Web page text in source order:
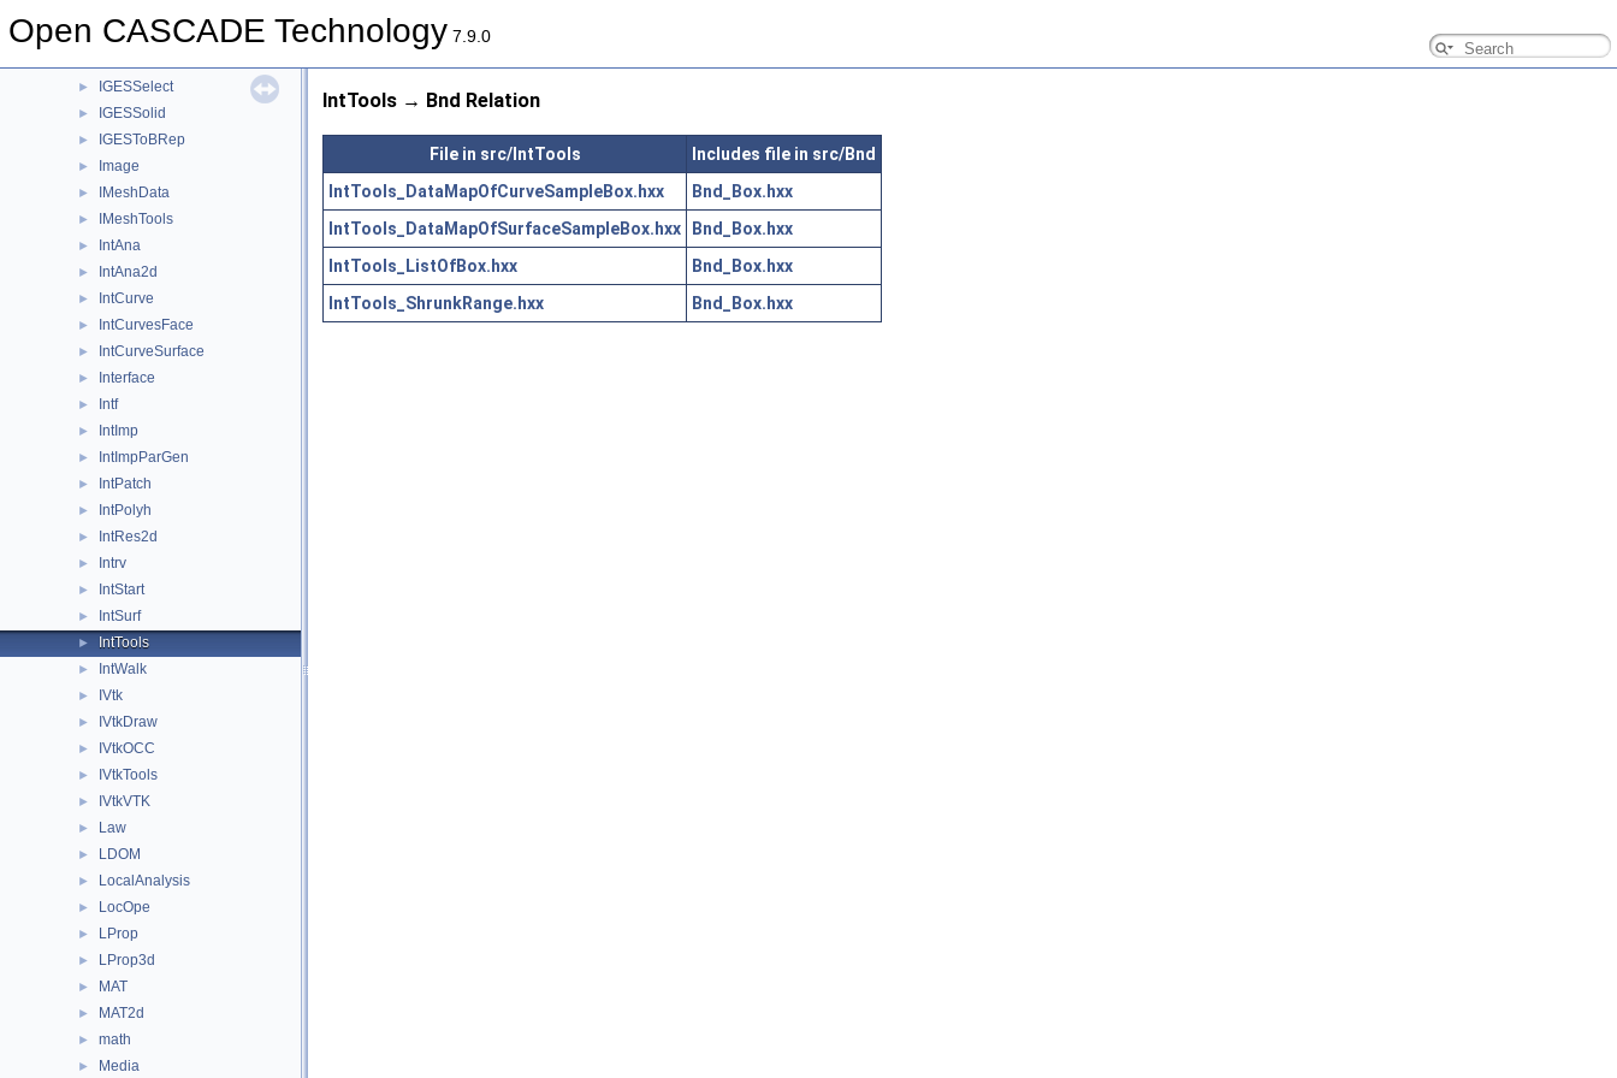
Open CASCADE Technology 7.9.0
► IGESGeom
► IGESSelect
► IGESSolid
► IGESToBRep
► Image
► IMeshData
► IMeshTools
► IntAna
► IntAna2d
► IntCurve
► IntCurvesFace
► IntCurveSurface
► Interface
► Intf
► IntImp
► IntImpParGen
► IntPatch
► IntPolyh
► IntRes2d
► Intrv
► IntStart
► IntSurf
► IntTools
► IntWalk
► IVtk
► IVtkDraw
► IVtkOCC
► IVtkTools
► IVtkVTK
► Law
► LDOM
► LocalAnalysis
► LocOpe
► LProp
► LProp3d
► MAT
► MAT2d
► math
► Media
IntTools → Bnd Relation
File in src/IntTools
Includes file in src/Bnd
IntTools_DataMapOfCurveSampleBox.hxx
Bnd_Box.hxx
IntTools_DataMapOfSurfaceSampleBox.hxx
Bnd_Box.hxx
IntTools_ListOfBox.hxx
Bnd_Box.hxx
IntTools_ShrunkRange.hxx
Bnd_Box.hxx